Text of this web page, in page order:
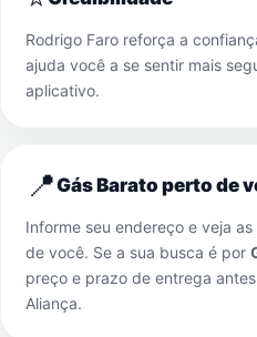
Rodrigo Faro reforça a
ajuda você a se sentir mais
aplicativo.
📍Gás Barato perto de
Informe seu endereço e veja
de você. Se a sua busca é por
preço e prazo de entrega
Aliança.